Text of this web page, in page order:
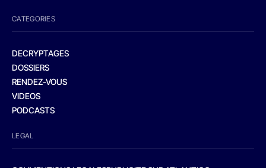
CATEGORIES
DECRYPTAGES
DOSSIERS
RENDEZ-VOUS
VIDEOS
PODCASTS
LEGAL